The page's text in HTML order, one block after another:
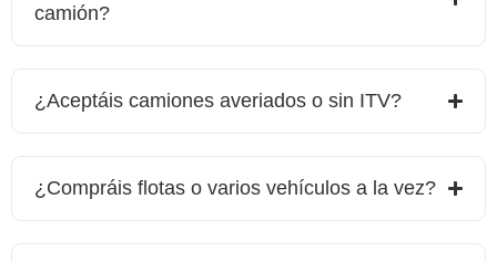
camión?
¿Aceptáis camiones averiados o sin ITV?
¿Compráis flotas o varios vehículos a la vez?